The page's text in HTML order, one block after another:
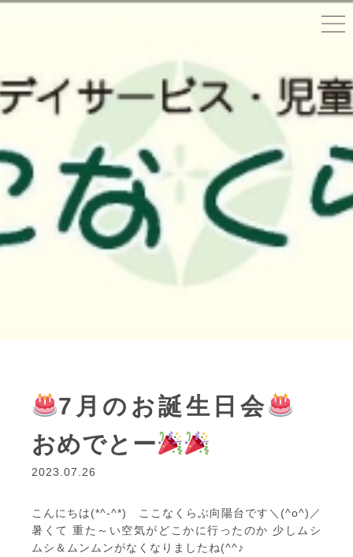
7月のお誕生日会
おめでとー
2023.07.26
こんにちは(*^-^*) ここなくらぶ向陽台です＼(^o^)／
暑くて 重た～い空気がどこかに行ったのか 少しムシ
ムシ＆ムンムンがなくなりましたね(^^♪